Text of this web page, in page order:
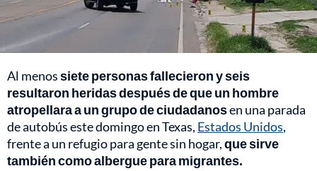
Al menossiete personas fallecieron y seis
resultaron heridas después de que un hombre
atropellara a un grupo de ciudadanosen una parada
de autobús este domingo en Texas, Estados Unidos,
frente a un refugio para gente sin hogar,que sirve
también como albergue para migrantes.